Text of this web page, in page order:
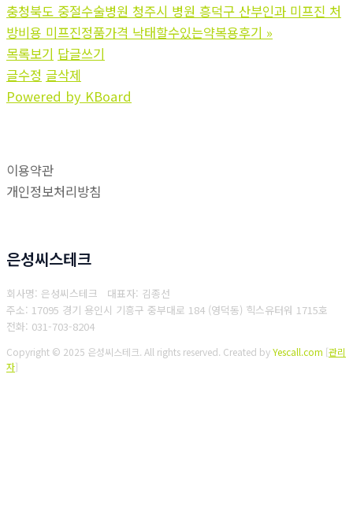
충청북도 중절수술병원 청주시 병원 흥덕구 산부인과 미프진 처
방비용 미프진정품가격 낙태할수있는약복용후기 »
목록보기 답글쓰기
글수정 글삭제
Powered by KBoard
이용약관
개인정보처리방침
은성씨스테크
회사명: 은성씨스테크 대표자: 김종선
주소: 17095 경기 용인시 기흥구 중부대로 184 (영덕동) 힉스유터워 1715호
전화: 031-703-8204
Copyright © 2025 은성씨스테크. All rights reserved. Created byYescall.com [관리
자]